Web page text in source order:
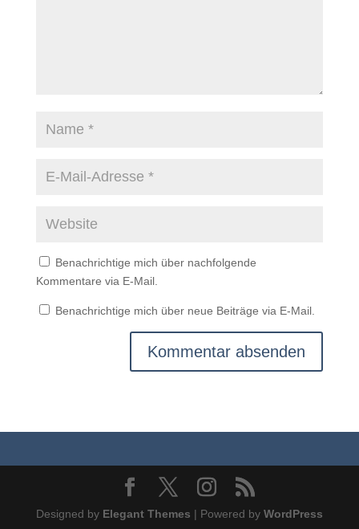
Benachrichtige mich über nachfolgende
Kommentare via E-Mail.
Benachrichtige mich über neue Beiträge via E-Mail.
Designed by Elegant Themes | Powered by WordPress